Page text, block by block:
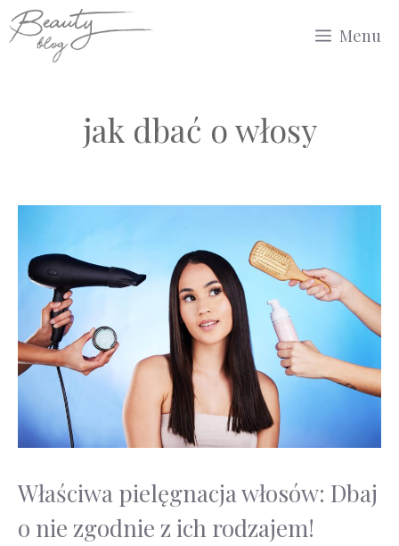
Przejdź
do
Menu
jak dbać o włosy
Właściwa pielęgnacja włosów: Dbaj
o nie zgodnie z ich rodzajem!